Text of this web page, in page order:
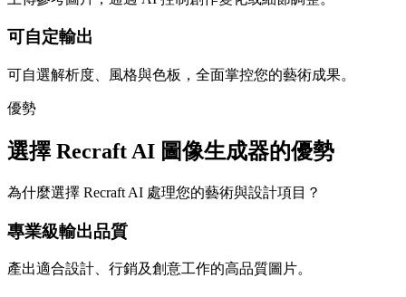
可自定輸出
可自選解析度、風格與色板，全面掌控您的藝術成果。
優勢
選擇 Recraft AI 圖像生成器的優勢
為什麼選擇 Recraft AI 處理您的藝術與設計項目？
專業級輸出品質
產出適合設計、行銷及創意工作的高品質圖片。